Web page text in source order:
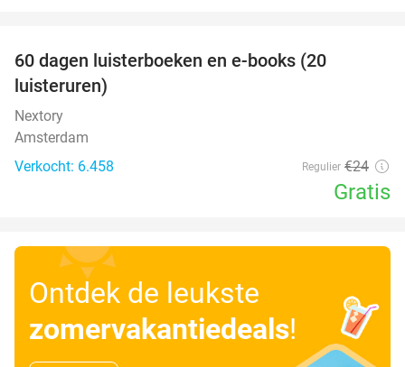
60 dagen luisterboeken en e-books (20
luisteruren)
Nextory
Amsterdam
Verkocht: 6.458
Regulier €24
Gratis
Ontdek de leukste
zomervakantiedeals!